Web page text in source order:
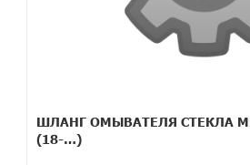
ШЛАНГ ОМЫВАТЕЛЯ СТЕКЛА
(18-…)